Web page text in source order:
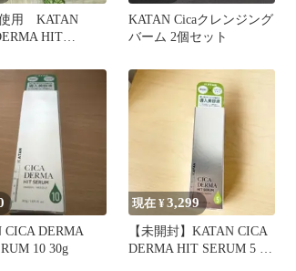
用 KATAN
HIT
KATAN Cicaクレンジング
バーム 2個セット
CICA DERMA
10 30g
現在 ¥3,299
【未開封】KATAN CICA
DERMA HIT SERUM 5 美